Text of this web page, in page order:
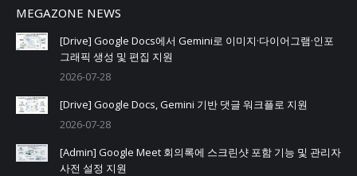
MEGAZONE NEWS
[Drive] Google Docs에서 Gemini로 이미지·다이어그램·인포
그래픽 생성 및 편집 지원
2026-07-28
[Drive] Google Docs, Gemini 기반 댓글 워크플로 지원
2026-07-28
[Admin] Google Meet 회의록에 스크린샷 포함 기능 및 관리자
사전 설정 지원